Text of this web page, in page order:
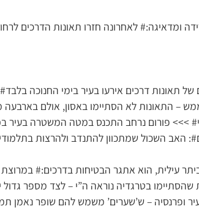
ומדאיגה:# לאחרונה חזרו תאונות הדרכים
תאונות דרכים אירעו בעיר בימי החנוכה
– התאונות לא הסתיימו באסון, אולם בארבעה
>>> פורום נרחב התכנס במטה המשטרה
האב השכול שמתכוון להתנדב ולהרצות
עילית, הוא אתגר הבטיחות בדרכים:#
בטרגדיה נוראה ה”י – לצד מספר גדול
ופרנסיה – ש’שערים’ משמש להם שופר נאמן